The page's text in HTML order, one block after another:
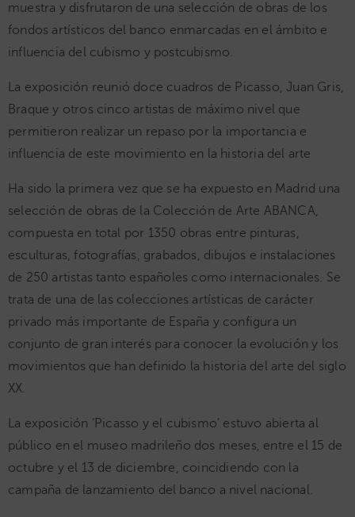
muestra y disfrutaron de una selección de obras de los
fondos artísticos del banco enmarcadas en el ámbito e
influencia del cubismo y postcubismo.
La exposición reunió doce cuadros de Picasso, Juan Gris,
Braque y otros cinco artistas de máximo nivel que
permitieron realizar un repaso por la importancia e
influencia de este movimiento en la historia del arte
Ha sido la primera vez que se ha expuesto en Madrid una
selección de obras de la Colección de Arte ABANCA,
compuesta en total por 1350 obras entre pinturas,
esculturas, fotografías, grabados, dibujos e instalaciones
de 250 artistas tanto españoles como internacionales. Se
trata de una de las colecciones artísticas de carácter
privado más importante de España y configura un
conjunto de gran interés para conocer la evolución y los
movimientos que han definido la historia del arte del siglo
XX.
La exposición ‘Picasso y el cubismo’ estuvo abierta al
público en el museo madrileño dos meses, entre el 15 de
octubre y el 13 de diciembre, coincidiendo con la
campaña de lanzamiento del banco a nivel nacional.